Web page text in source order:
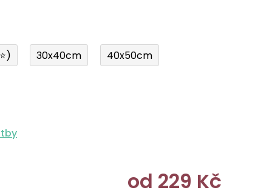
30x40cm 40x50cm
od 229 Kč